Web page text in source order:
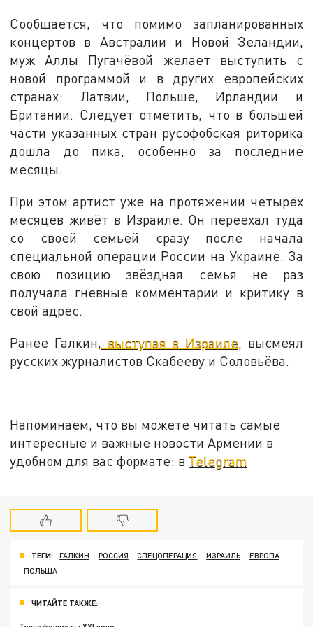
Сообщается, что помимо запланированных
концертов в Австралии и Новой Зеландии,
муж Аллы Пугачёвой желает выступить с
новой программой и в других европейских
странах: Латвии, Польше, Ирландии и
Британии. Следует отметить, что в большей
части указанных стран русофобская риторика
дошла до пика, особенно за последние
месяцы.
При этом артист уже на протяжении четырёх
месяцев живёт в Израиле. Он переехал туда
со своей семьёй сразу после начала
специальной операции России на Украине. За
свою позицию звёздная семья не раз
получала гневные комментарии и критику в
свой адрес.
Ранее Галкин, выступая в Израиле, высмеял
русских журналистов Скабееву и Соловьёва.
Напоминаем, что вы можете читать самые
интересные и важные новости Армении в
удобном для вас формате: в Telegram
ТЕГИ: ГАЛКИН РОССИЯ СПЕЦОПЕРАЦИЯ ИЗРАИЛЬ
ЕВРОПА
ПОЛЬША
ЧИТАЙТЕ ТАКЖЕ: